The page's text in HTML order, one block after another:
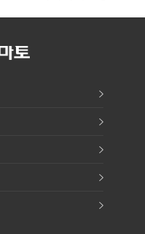
리모델링' 제안